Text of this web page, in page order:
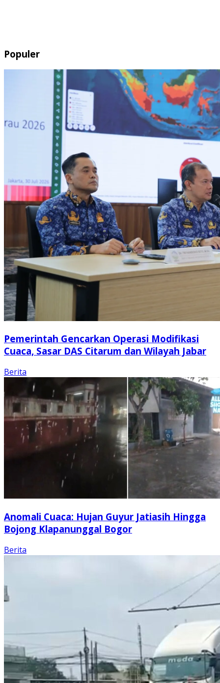
Populer
Pemerintah Gencarkan Operasi Modifikasi
Cuaca, Sasar DAS Citarum dan Wilayah Jabar
Berita
Anomali Cuaca: Hujan Guyur Jatiasih Hingga
Bojong Klapanunggal Bogor
Berita